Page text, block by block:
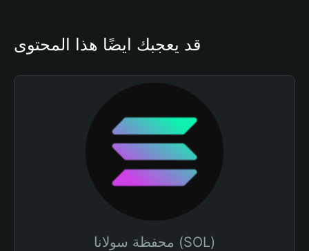
قد يعجبك أيضًا هذا المحتوى
محفظة سولانا (SOL)